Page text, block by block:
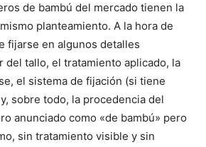
de bambú del mercado tienen la
planteamiento. A la hora de
fijarse en algunos detalles
del tallo, el tratamiento aplicado, la
el sistema de fijación (si tiene
sobre todo, la procedencia del
anunciado como «de bambú» pero
sin tratamiento visible y sin